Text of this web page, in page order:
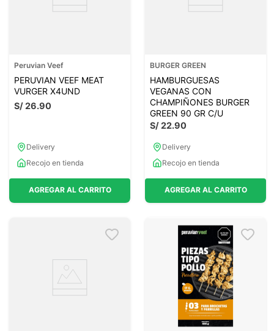
Peruvian Veef
PERUVIAN VEEF MEAT
VURGER X4UND
S/26.90
Delivery
Recojo en tienda
AGREGAR AL CARRITO
BURGER GREEN
HAMBURGUESAS
VEGANAS CON
CHAMPIÑONES BURGER
GREEN 90 GR C/U
S/22.90
Delivery
Recojo en tienda
AGREGAR AL CARRITO